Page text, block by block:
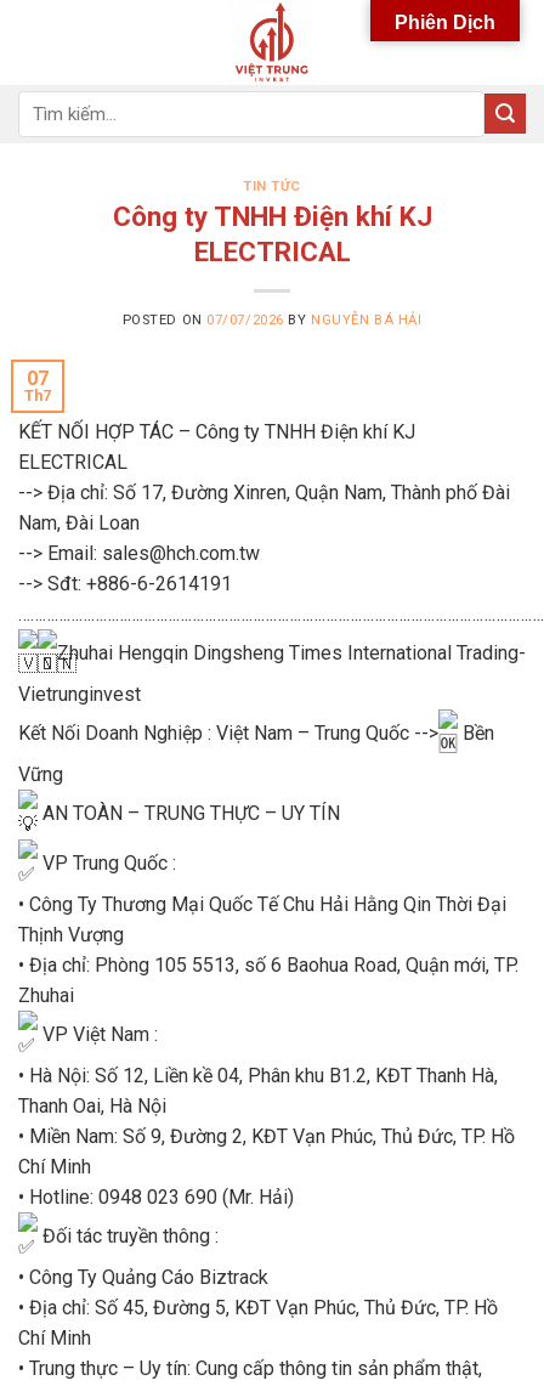
kiếm:
TIN TỨC
Công ty TNHH Điện khí KJ
ELECTRICAL
POSTED ON 07/07/2026 BY NGUYỄN BÁ HẢI
07
Th7
KẾT NỐI HỢP TÁC – Công ty TNHH Điện khí KJ
ELECTRICAL
--> Địa chỉ: Số 17, Đường Xinren, Quận Nam, Thành phố Đài
Nam, Đài Loan
--> Email: sales@hch.com.tw
--> Sđt: +886-6-2614191
Zhuhai Hengqin Dingsheng Times International Trading-
Vietrunginvest
Kết Nối Doanh Nghiệp : Việt Nam – Trung Quốc -->
Bền
Vững
AN TOÀN – TRUNG THỰC – UY TÍN
VP Trung Quốc :
• Công Ty Thương Mại Quốc Tế Chu Hải Hằng Qin Thời Đại
Thịnh Vượng
• Địa chỉ: Phòng 105 5513, số 6 Baohua Road, Quận mới, TP.
Zhuhai
VP Việt Nam :
• Hà Nội: Số 12, Liền kề 04, Phân khu B1.2, KĐT Thanh Hà,
Thanh Oai, Hà Nội
• Miền Nam: Số 9, Đường 2, KĐT Vạn Phúc, Thủ Đức, TP. Hồ
Chí Minh
• Hotline: 0948 023 690 (Mr. Hải)
Đối tác truyền thông :
• Công Ty Quảng Cáo Biztrack
• Địa chỉ: Số 45, Đường 5, KĐT Vạn Phúc, Thủ Đức, TP. Hồ
Chí Minh
• Trung thực – Uy tín: Cung cấp thông tin sản phẩm thật,
Phiên Dịch